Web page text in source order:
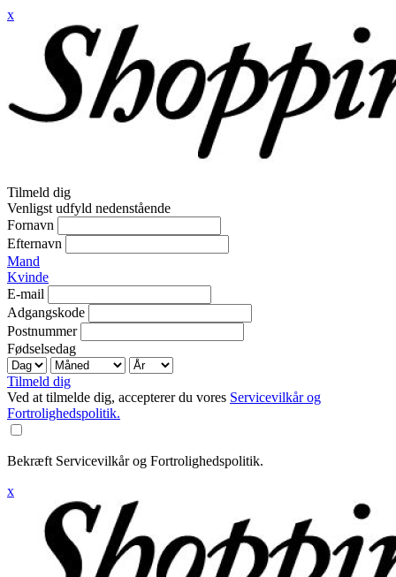
x
Tilmeld dig
Venligst udfyld nedenstående
Fornavn
Efternavn
Mand
Kvinde
E-mail
Adgangskode
Postnummer
Fødselsedag
Tilmeld dig
Ved at tilmelde dig, accepterer du vores Servicevilkår og
Fortrolighedspolitik.
Bekræft Servicevilkår og Fortrolighedspolitik.
x